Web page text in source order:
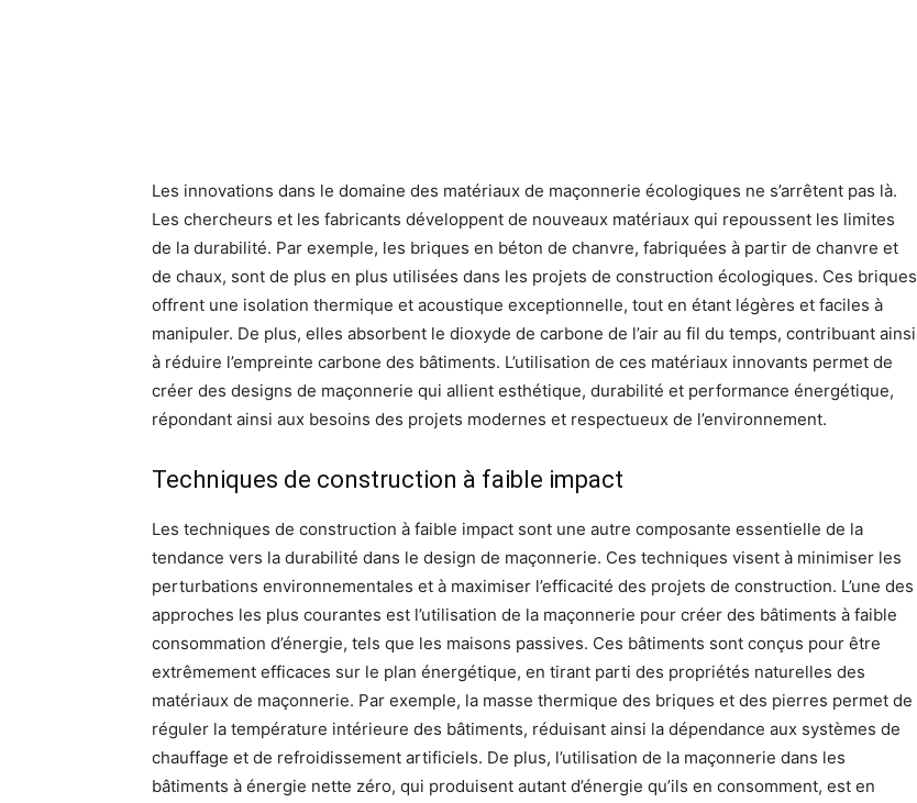
Les innovations dans le domaine des matériaux de maçonnerie écologiques ne s’arrêtent pas là.
Les chercheurs et les fabricants développent de nouveaux matériaux qui repoussent les limites
de la durabilité. Par exemple, les briques en béton de chanvre, fabriquées à partir de chanvre et
de chaux, sont de plus en plus utilisées dans les projets de construction écologiques. Ces briques
offrent une isolation thermique et acoustique exceptionnelle, tout en étant légères et faciles à
manipuler. De plus, elles absorbent le dioxyde de carbone de l’air au fil du temps, contribuant ainsi
à réduire l’empreinte carbone des bâtiments. L’utilisation de ces matériaux innovants permet de
créer des designs de maçonnerie qui allient esthétique, durabilité et performance énergétique,
répondant ainsi aux besoins des projets modernes et respectueux de l’environnement.
Techniques de construction à faible impact
Les techniques de construction à faible impact sont une autre composante essentielle de la
tendance vers la durabilité dans le design de maçonnerie. Ces techniques visent à minimiser les
perturbations environnementales et à maximiser l’efficacité des projets de construction. L’une des
approches les plus courantes est l’utilisation de la maçonnerie pour créer des bâtiments à faible
consommation d’énergie, tels que les maisons passives. Ces bâtiments sont conçus pour être
extrêmement efficaces sur le plan énergétique, en tirant parti des propriétés naturelles des
matériaux de maçonnerie. Par exemple, la masse thermique des briques et des pierres permet de
réguler la température intérieure des bâtiments, réduisant ainsi la dépendance aux systèmes de
chauffage et de refroidissement artificiels. De plus, l’utilisation de la maçonnerie dans les
bâtiments à énergie nette zéro, qui produisent autant d’énergie qu’ils en consomment, est en